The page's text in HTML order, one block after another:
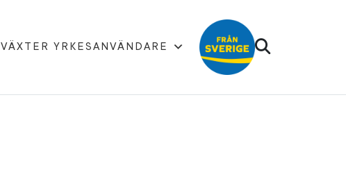
VÄXTER YRKESANVÄNDARE